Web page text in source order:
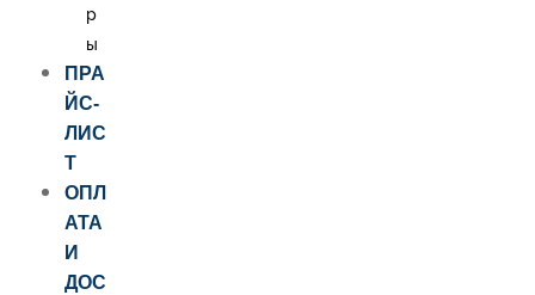
р
ы
ПРА
ЙС-
ЛИС
Т
ОПЛ
АТА
И
ДОС